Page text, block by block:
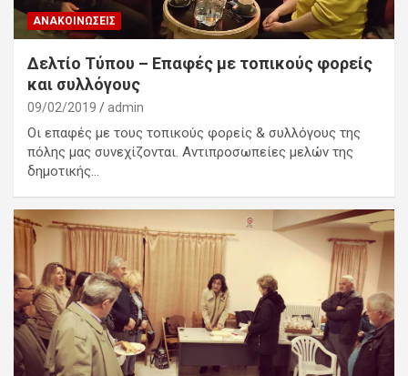
ΑΝΑΚΟΙΝΏΣΕΙΣ
Δελτίο Τύπου – Επαφές με τοπικούς φορείς
και συλλόγους
09/02/2019 admin
Οι επαφές με τους τοπικούς φορείς & συλλόγους της
πόλης μας συνεχίζονται. Αντιπροσωπείες μελών της
δημοτικής…